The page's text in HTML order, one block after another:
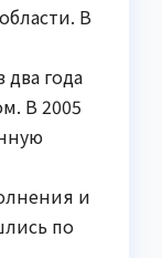
В
года
В 2005
и
по